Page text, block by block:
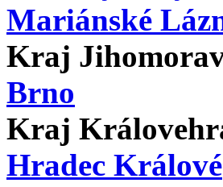
Mariánské
Kraj
Brno
Kraj
Hradec Králové